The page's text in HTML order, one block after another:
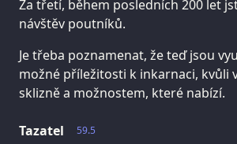
Za třetí, během posledních 200 let
návštěv poutníků.
Je třeba poznamenat, že teď jsou
možné příležitosti k inkarnaci, kvůli
sklizně a možnostem, které nabízí.
59.5
Tazatel